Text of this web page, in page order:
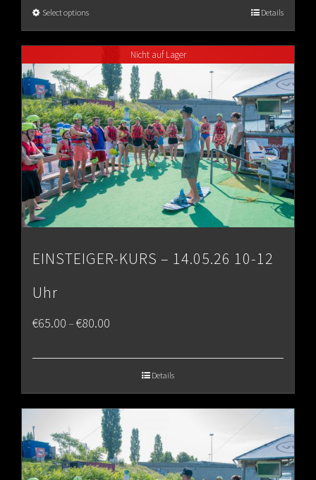
€80.00
Select options Details
Nicht auf Lager
EINSTEIGER-KURS – 14.05.26 10-12
Uhr
€65.00–€80.00
€80.00
Details